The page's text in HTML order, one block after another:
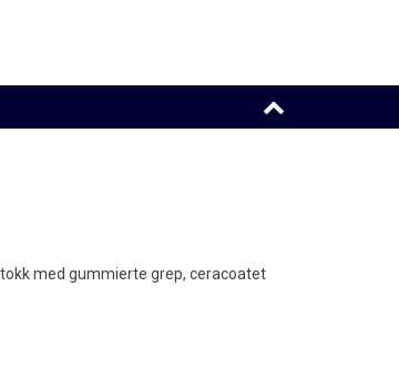
med gummierte grep, ceracoatet